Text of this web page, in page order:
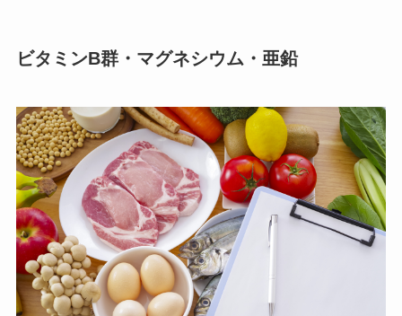
ビタミンB群・マグネシウム・亜鉛